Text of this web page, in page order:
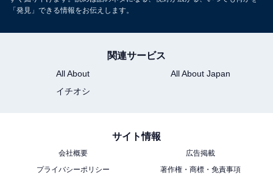
「京都市左京区」、1位は今年も…
兵庫県の住みここちランキング！ 3位「神戸市中央
区」、2位「西宮市」、1位は2年連続で…！
「いい部屋ネット 街の住みここちランキング2021<関西
「発見」できる情報をお伝えします。
関連サービス
All About
All About Japan
イチオシ
サイト情報
会社概要
広告掲載
プライバシーポリシー
著作権・商標・免責事項